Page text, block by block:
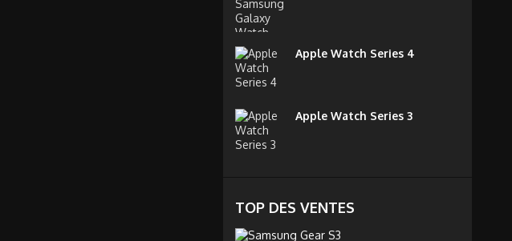
Apple Watch Series 4
Apple Watch Series 3
TOP DES VENTES